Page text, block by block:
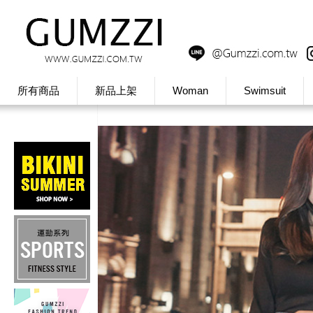
所有商品 新品上架 Woman Swimsuit